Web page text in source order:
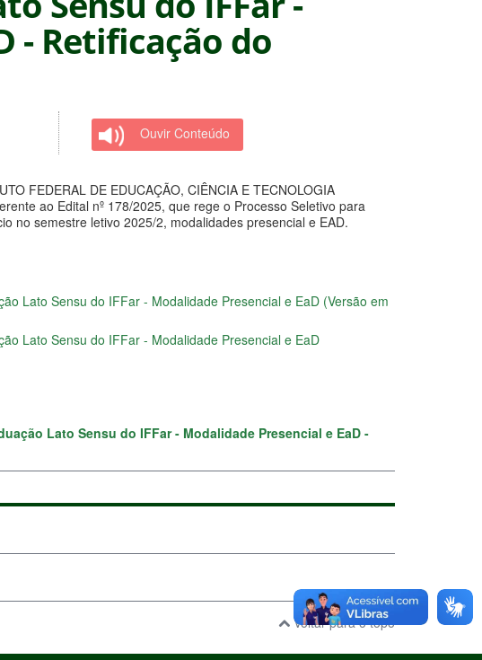
- Retificação do
Ouvir Conteúdo
FEDERAL DE EDUCAÇÃO, CIÊNCIA E TECNOLOGIA
ao Edital nº 178/2025, que rege o Processo Seletivo para
no semestre letivo 2025/2, modalidades presencial e EAD.
Lato Sensu do IFFar - Modalidade Presencial e EaD (Versão em
Lato Sensu do IFFar - Modalidade Presencial e EaD
Lato Sensu do IFFar - Modalidade Presencial e EaD -
Voltar para o topo